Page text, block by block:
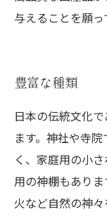
与えることを願っ
豊富な種類
日本の伝統文化
ます。神社や寺
く、家庭用の小
用の神棚もありま
火など自然の神